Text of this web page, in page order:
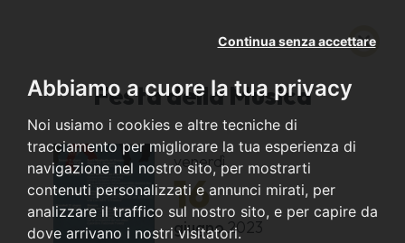
Abbiamo a cuore la tua privacy
Noi usiamo i cookies e altre tecniche di
tracciamento per migliorare la tua esperienza di
navigazione nel nostro sito, per mostrarti
contenuti personalizzati e annunci mirati, per
analizzare il traffico sul nostro sito, e per capire da
dove arrivano i nostri visitatori.
Continua senza accettare
Festa della Musica
venerdì
16
giugno 2023